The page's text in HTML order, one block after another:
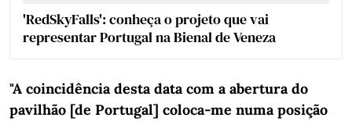
'RedSkyFalls': conheça o projeto que vai
representar Portugal na Bienal de Veneza
"A coincidência desta data com a abertura do
pavilhão [de Portugal] coloca-me numa posição